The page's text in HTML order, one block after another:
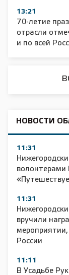
13:21
70-летие
отрасли
и по всей
НОВОСТИ
11:31
волонтерами
11:31
вручили
России
11:11
В Усадьбе